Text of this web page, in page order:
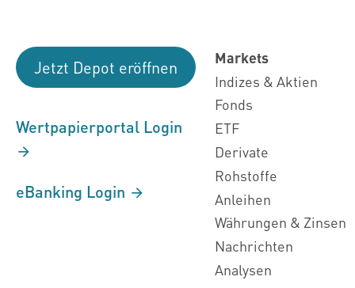
Jetzt Depot eröffnen
Wertpapierportal Login
eBanking Login
Markets
Indizes & Aktien
Fonds
ETF
Derivate
Rohstoffe
Anleihen
Währungen & Zinsen
Nachrichten
Analysen